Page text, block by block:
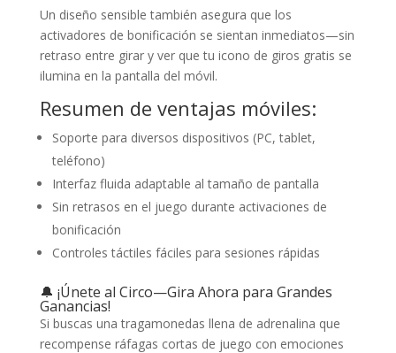
Un diseño sensible también asegura que los
activadores de bonificación se sientan inmediatos—sin
retraso entre girar y ver que tu icono de giros gratis se
ilumina en la pantalla del móvil.
Resumen de ventajas móviles:
Soporte para diversos dispositivos (PC, tablet,
teléfono)
Interfaz fluida adaptable al tamaño de pantalla
Sin retrasos en el juego durante activaciones de
bonificación
Controles táctiles fáciles para sesiones rápidas
🔔 ¡Únete al Circo—Gira Ahora para Grandes
Ganancias!
Si buscas una tragamonedas llena de adrenalina que
recompense ráfagas cortas de juego con emociones